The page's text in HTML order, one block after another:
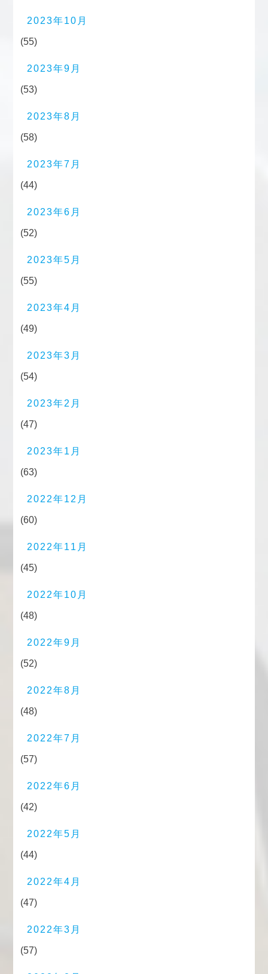
2023年10月
(55)
2023年9月
(53)
2023年8月
(58)
2023年7月
(44)
2023年6月
(52)
2023年5月
(55)
2023年4月
(49)
2023年3月
(54)
2023年2月
(47)
2023年1月
(63)
2022年12月
(60)
2022年11月
(45)
2022年10月
(48)
2022年9月
(52)
2022年8月
(48)
2022年7月
(57)
2022年6月
(42)
2022年5月
(44)
2022年4月
(47)
2022年3月
(57)